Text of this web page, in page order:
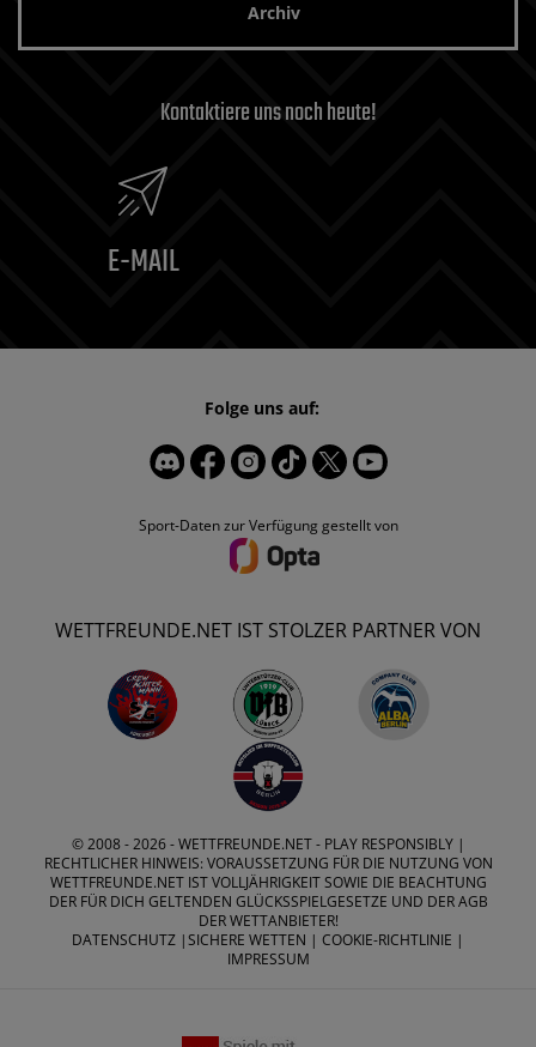
Archiv
Kontaktiere uns noch heute!
E-MAIL
Sport-Daten zur Verfügung gestellt von
Folge uns auf:
WETTFREUNDE.NET IST STOLZER PARTNER VON
© 2008 - 2026 -WETTFREUNDE.NET- PLAY RESPONSIBLY |
RECHTLICHER HINWEIS: VORAUSSETZUNG FÜR DIE NUTZUNG VON
WETTFREUNDE.NET IST VOLLJÄHRIGKEIT SOWIE DIE BEACHTUNG
DER FÜR DICH GELTENDEN GLÜCKSSPIELGESETZE UND DER AGB
DER WETTANBIETER!
DATENSCHUTZ |SICHERE WETTEN | COOKIE-RICHTLINIE |
IMPRESSUM